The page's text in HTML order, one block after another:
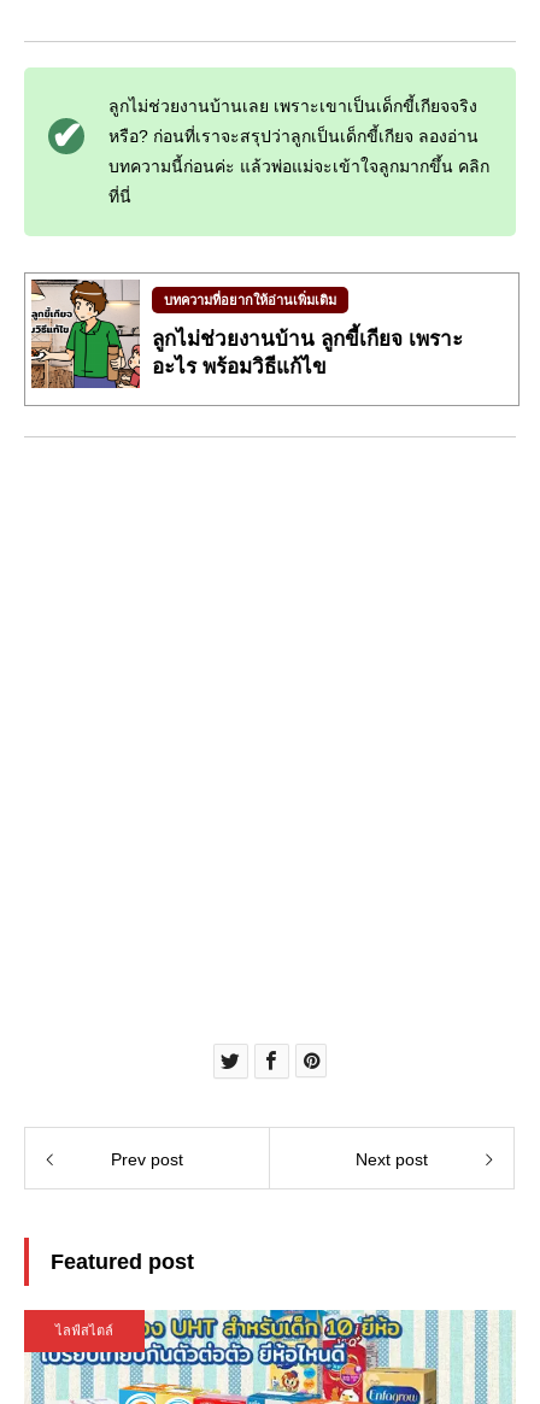
ลูกไม่ช่วยงานบ้านเลย เพราะเขาเป็นเด็กขี้เกียจจริง
หรือ? ก่อนที่เราจะสรุปว่าลูกเป็นเด็กขี้เกียจ ลองอ่าน
บทความนี้ก่อนค่ะ แล้วพ่อแม่จะเข้าใจลูกมากขึ้น คลิก
ที่นี่
บทความที่อยากให้อ่านเพิ่มเติม
ลูกไม่ช่วยงานบ้าน ลูกขี้เกียจ เพราะ
อะไร พร้อมวิธีแก้ไข
Prev post Next post
Featured post
ไลฟ์สไตล์